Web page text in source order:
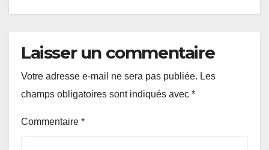
Laisser un commentaire
Votre adresse e-mail ne sera pas publiée. Les
champs obligatoires sont indiqués avec *
Commentaire *